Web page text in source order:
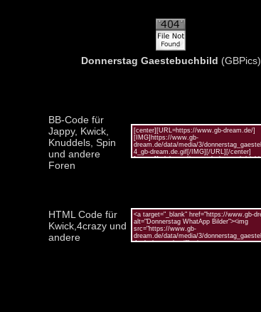
Donnerstag Gaestebuchbild (GBPics)
BB-Code für
Jappy, Kwick,
Knuddels, Spin
und andere
Foren
HTML Code für
Kwick,4crazy und
andere